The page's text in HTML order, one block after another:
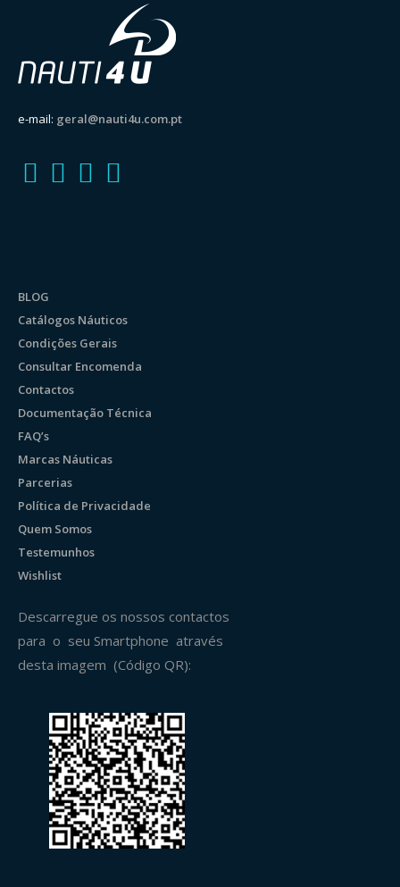
e-mail: geral@nauti4u.com.pt
BLOG
Catálogos Náuticos
Condições Gerais
Consultar Encomenda
Contactos
Documentação Técnica
FAQ’s
Marcas Náuticas
Parcerias
Política de Privacidade
Quem Somos
Testemunhos
Wishlist
Descarregue os nossos contactos
para o seu Smartphone através
desta imagem (Código QR):